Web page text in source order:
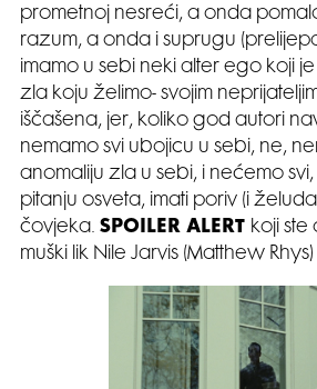
prometnoj nesreći, a onda
razum, a onda i suprugu
imamo u sebi neki alter ego koji
zla koju želimo- svojim
iščašena, jer, koliko god autori
nemamo svi ubojicu u sebi, ne,
anomaliju zla u sebi, i nećemo
pitanju osveta, imati poriv (i
čovjeka. SPOILER ALERT koji ste
muški lik Nile Jarvis (Matthew